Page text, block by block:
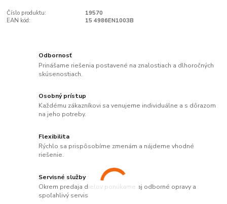
Číslo produktu:
19570
EAN kód:
15 4986EN1003B
Odbornosť
Prinášame riešenia postavené na znalostiach a dlhoročných
skúsenostiach.
Osobný prístup
Každému zákazníkovi sa venujeme individuálne a s dôrazom
na jeho potreby.
Flexibilita
Rýchlo sa prispôsobíme zmenám a nájdeme vhodné
riešenie.
Servisné služby
Okrem predaja dielov ponúkame aj odborné opravy a
spoľahlivý servis.